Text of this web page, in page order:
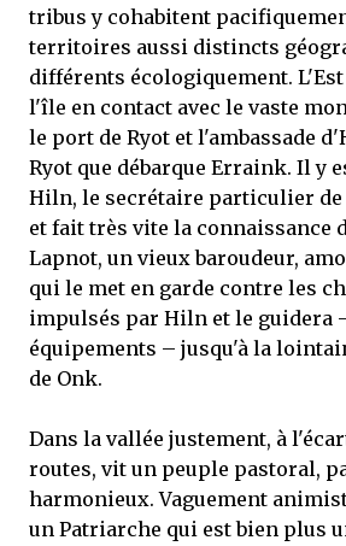
tribus y cohabitent
territoires aussi distincts
différents écologiquement.
l'île en contact avec le vaste
le port de Ryot et l'ambassade
Ryot que débarque Erraink. Il y
Hiln, le secrétaire particulier de
et fait très vite la connaissance
Lapnot, un vieux baroudeur,
qui le met en garde contre les
impulsés par Hiln et le guidera
équipements – jusqu'à la
de Onk.
Dans la vallée justement, à
routes, vit un peuple pastoral,
harmonieux. Vaguement
un Patriarche qui est bien plus